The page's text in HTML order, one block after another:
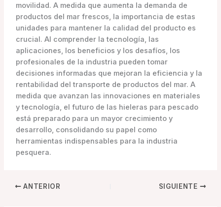
movilidad. A medida que aumenta la demanda de
productos del mar frescos, la importancia de estas
unidades para mantener la calidad del producto es
crucial. Al comprender la tecnología, las
aplicaciones, los beneficios y los desafíos, los
profesionales de la industria pueden tomar
decisiones informadas que mejoran la eficiencia y la
rentabilidad del transporte de productos del mar. A
medida que avanzan las innovaciones en materiales
y tecnología, el futuro de las hieleras para pescado
está preparado para un mayor crecimiento y
desarrollo, consolidando su papel como
herramientas indispensables para la industria
pesquera.
ANTERIOR SIGUIENTE